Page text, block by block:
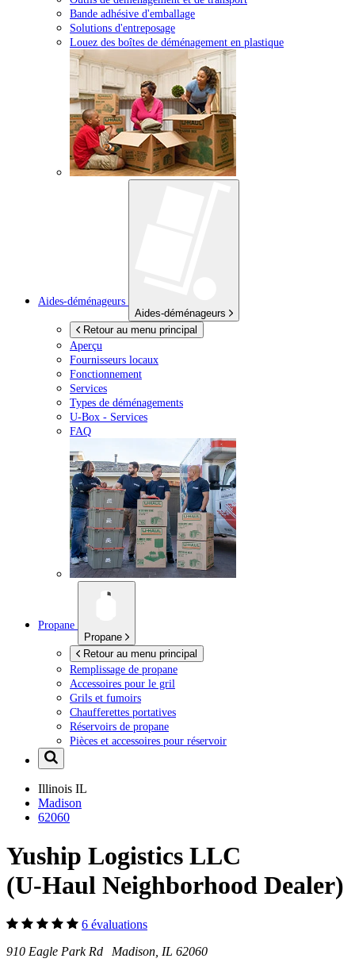
Bande adhésive d'emballage
Solutions d'entreposage
Louez des boîtes de déménagement en plastique
Aides-déménageurs
Aides-déménageurs
Retour au menu principal
Aperçu
Fournisseurs locaux
Fonctionnement
Services
Types de déménagements
U-Box - Services
FAQ
Propane
Propane
Retour au menu principal
Remplissage de propane
Accessoires pour le gril
Grils et fumoirs
Chaufferettes portatives
Réservoirs de propane
Pièces et accessoires pour réservoir
Illinois IL
Madison
62060
Yuship Logistics LLC
(U-Haul Neighborhood Dealer)
6 évaluations
910 Eagle Park Rd Madison, IL 62060